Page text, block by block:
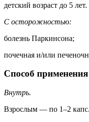
детский возраст до 5 лет.
С осторожностью:
болезнь Паркинсона;
почечная и/или
Способ
Внутрь.
Взрослым — по 1–2 капс.